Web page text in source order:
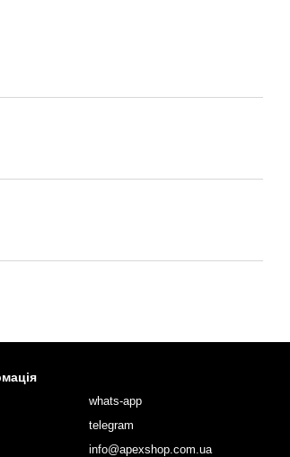
whats-app
telegram
info@apexshop.com.ua